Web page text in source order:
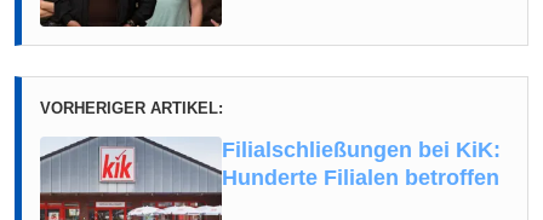
VORHERIGER ARTIKEL:
Filialschließungen bei KiK:
Hunderte Filialen betroffen